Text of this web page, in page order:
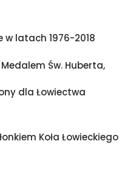
w latach 1976-2018
Św. Huberta,
dla Łowiectwa
Koła Łowieckiego